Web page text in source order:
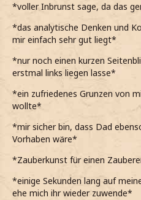
*voller Inbrunst sage, da das
*das analytische Denken und
mir einfach sehr gut liegt*
*nur noch einen kurzen
erstmal links liegen lasse*
*ein zufriedenes Grunzen von
wollte*
*mir sicher bin, dass Dad
Vorhaben wäre*
*Zauberkunst für einen
*einige Sekunden lang auf
ehe mich ihr wieder zuwende*